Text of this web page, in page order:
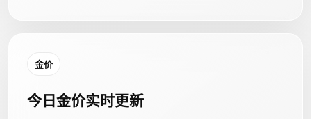
金价
今日金价实时更新